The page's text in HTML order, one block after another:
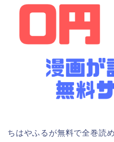
ちはやふるが無料で全巻読